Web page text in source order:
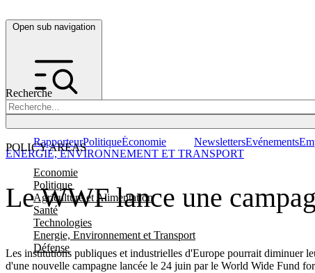
Open sub navigation
Recherche
POLICY AREAS
Economie
Politique
Agriculture et Alimentation
Santé
Technologies
Energie, Environnement et Transport
Défense
RapporteurPolitiqueÉconomie NewslettersEvénements
Le WWF lance une
Les institutions publiques et industrielles d'Europe pourrait diminuer
d'une nouvelle campagne lancée le 24 juin par le World Wide Fund
ENERGIE, ENVIRONNEMENT ET TRANSPORT